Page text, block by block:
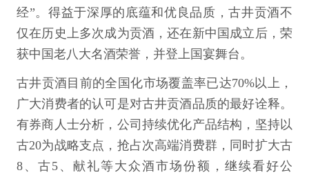
经”。得益于深厚的底蕴和优良品质，古井贡酒不
仅在历史上多次成为贡酒，还在新中国成立后，荣
获中国老八大名酒荣誉，并登上国宴舞台。
古井贡酒目前的全国化市场覆盖率已达70%以上，
广大消费者的认可是对古井贡酒品质的最好诠释。
有券商人士分析，公司持续优化产品结构，坚持以
古20为战略支点，抢占次高端消费群，同时扩大古
8、古5、献礼等大众酒市场份额，继续看好公